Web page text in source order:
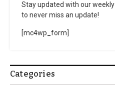
Stay updated with our
to never miss an update!
[mc4wp_form]
Categories